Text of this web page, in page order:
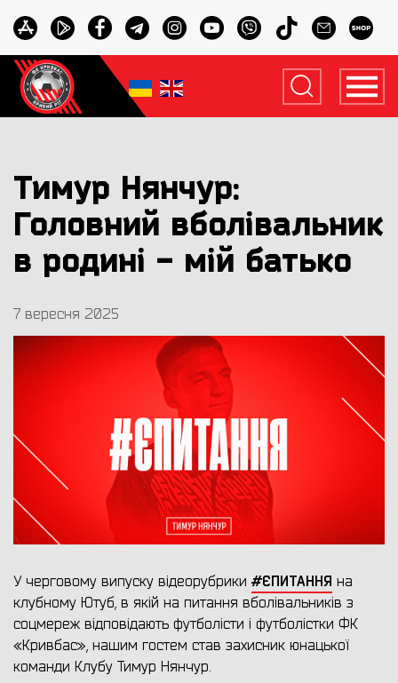
Тимур Нянчур:
Головний вболівальник
в родині - мій батько
7 вересня 2025
У черговому випуску відеорубрики #ЄПИТАННЯ на
клубному Ютуб, в якій на питання вболівальників з
соцмереж відповідають футболісти і футболістки ФК
«Кривбас», нашим гостем став захисник юнацької
команди Клубу Тимур Нянчур.